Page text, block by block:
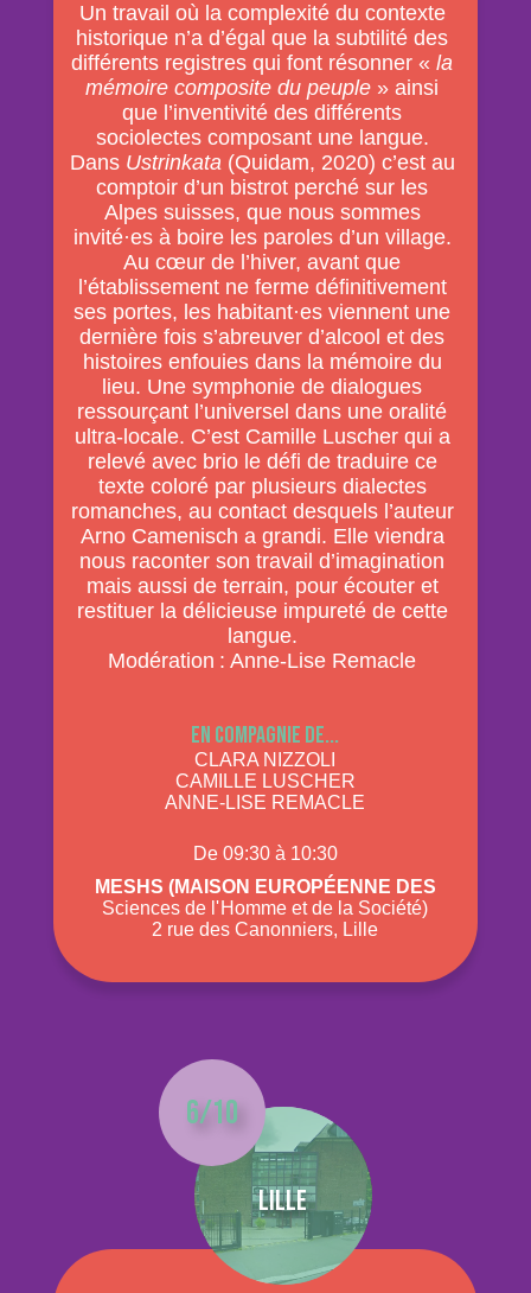
Un travail où la complexité du contexte
historique n’a d’égal que la subtilité des
différents registres qui font résonner «la
mémoire composite du peuple » ainsi
que l’inventivité des différents
sociolectes composant une langue.
Dans Ustrinkata(Quidam, 2020) c’est au
comptoir d’un bistrot perché sur les
Alpes suisses, que nous sommes
invité·es à boire les paroles d’un village.
Au cœur de l’hiver, avant que
l’établissement ne ferme définitivement
ses portes, les habitant·es viennent une
dernière fois s’abreuver d’alcool et des
histoires enfouies dans la mémoire du
lieu. Une symphonie de dialogues
ressourçant l’universel dans une oralité
ultra-locale. C’est Camille Luscher qui a
relevé avec brio le défi de traduire ce
texte coloré par plusieurs dialectes
romanches, au contact desquels l’auteur
Arno Camenisch a grandi. Elle viendra
nous raconter son travail d’imagination
mais aussi de terrain, pour écouter et
restituer la délicieuse impureté de cette
langue.
Modération : Anne-Lise Remacle
En compagnie de...
CLARA NIZZOLI
CAMILLE LUSCHER
ANNE-LISE REMACLE
De 09:30 à 10:30
Meshs (Maison Européenne des
Sciences de l' Homme et de la Société)
2 rue des Canonniers, Lille
6/10
Lille